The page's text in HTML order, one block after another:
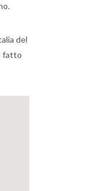
del
fatto